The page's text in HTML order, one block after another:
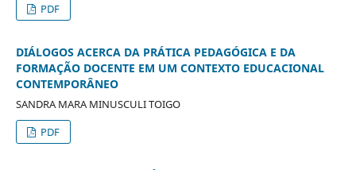
PDF
DIÁLOGOS ACERCA DA PRÁTICA PEDAGÓGICA E DA
FORMAÇÃO DOCENTE EM UM CONTEXTO EDUCACIONAL
CONTEMPORÂNEO
SANDRA MARA MINUSCULI TOIGO
PDF